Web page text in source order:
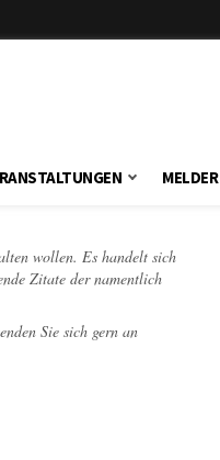
MELDER
wollen. Es handelt sich
Zitate der namentlich
Sie sich gern an